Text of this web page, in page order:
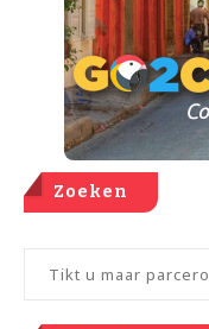
Zoeken